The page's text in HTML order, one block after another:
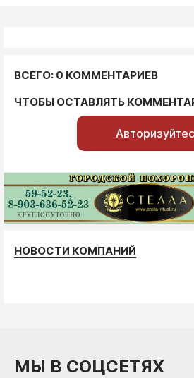
ВСЕГО: 0 КОММЕНТАРИЕВ
ЧТОБЫ ОСТАВЛЯТЬ
НОВОСТИ КОМПАНИЙ
МЫ В СОЦСЕТЯХ